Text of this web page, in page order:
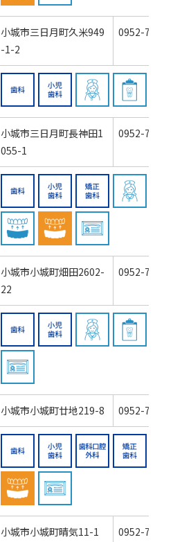
小城市三日月町久米949
-1-2
0952-73-
小児歯科
小城市三日月町長神田1
055-1
0952-73-
小児歯科
スポーツマウスガード
スポーツマウ
小城市小城町畑田2602-
22
0952-71-
小児歯科
小城市小城町廿地219-8 0952-73-
歯科 小児歯科
スポーツマウスガード
小城市小城町晴気11-1 0952-72-